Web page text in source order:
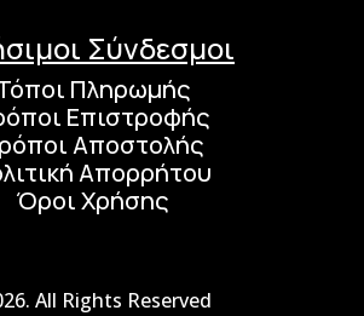
Σύνδεσμοι
Πληρωμής
Επιστροφής
Αποστολής
Απορρήτου
Όροι Χρήσης
All Rights Reserved